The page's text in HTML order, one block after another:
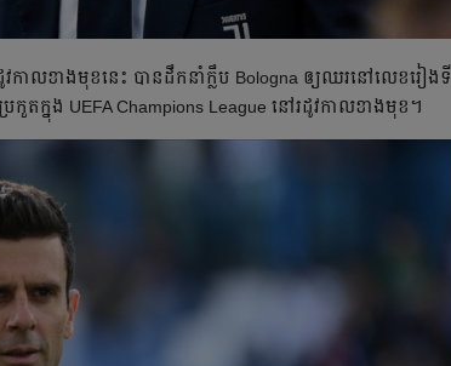
កាល​ខាង​មុខ​នេះ​ បាន​ដឹកនាំ​ក្លឹប​ Bologna ឲ្យ​ឈរ​នៅ​លេខ​រៀង​ទី​
រកួត​ក្នុង​ UEFA Champions League នៅ​រដូវកាល​ខាង​មុខ​។